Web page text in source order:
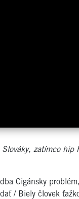
zatímco hip
Cigánsky
/ Biely človek